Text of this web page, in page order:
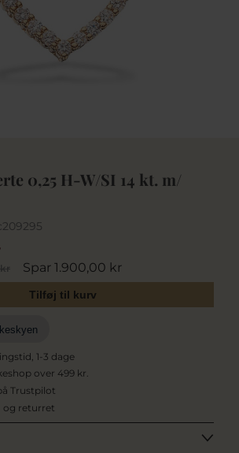
0,25 H-W/SI 14 kt. m/
Spar 1.900,00 kr
Tilføj til kurv
1-3 dage
over 499 kr.
Trustpilot
og returret